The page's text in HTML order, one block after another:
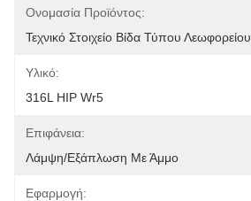
Ονομασία Προϊόντος:
Τεχνικό Στοιχείο Βίδα Τύπου Λεωφορείου
Υλικό:
316L HIP Wr5
Επιφάνεια:
Λάμψη/εξάπλωση Με Άμμο
Εφαρμογή: